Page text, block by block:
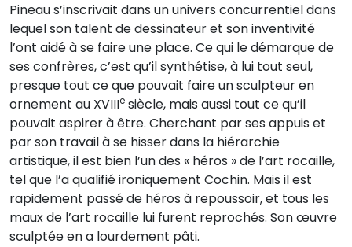
Pineau s’inscrivait dans un univers concurrentiel dans
lequel son talent de dessinateur et son inventivité
l’ont aidé à se faire une place. Ce qui le démarque de
ses confrères, c’est qu’il synthétise, à lui tout seul,
presque tout ce que pouvait faire un sculpteur en
ornement au XVIIIe siècle, mais aussi tout ce qu’il
pouvait aspirer à être. Cherchant par ses appuis et
par son travail à se hisser dans la hiérarchie
artistique, il est bien l’un des « héros » de l’art rocaille,
tel que l’a qualifié ironiquement Cochin. Mais il est
rapidement passé de héros à repoussoir, et tous les
maux de l’art rocaille lui furent reprochés. Son œuvre
sculptée en a lourdement pâti.